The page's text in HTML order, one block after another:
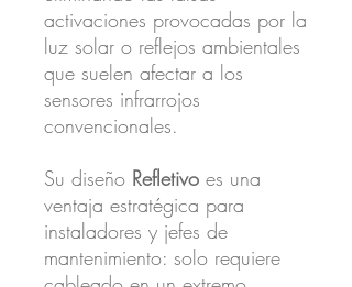
activaciones provocadas por la
luz solar o reflejos ambientales
que suelen afectar a los
sensores infrarrojos
convencionales.
Su diseño Refletivo es una
ventaja estratégica para
instaladores y jefes de
mantenimiento: solo requiere